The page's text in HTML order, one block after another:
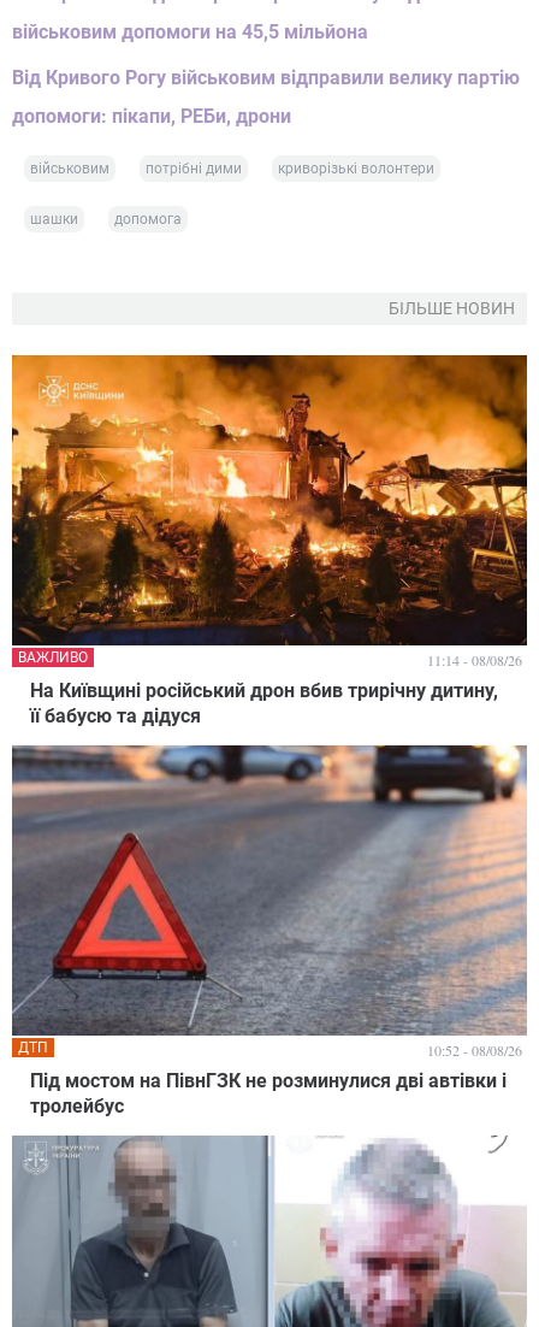
військовим допомоги на 45,5 мільйона
Від Кривого Рогу військовим відправили велику партію
допомоги: пікапи, РЕБи, дрони
військовим потрібні дими криворізькі волонтери
шашки допомога
БІЛЬШЕ НОВИН
На Київщині російський дрон вбив трирічну дитину,
її бабусю та дідуся
ВАЖЛИВО 11:14 - 08/08/26
Під мостом на ПівнГЗК не розминулися дві автівки і
тролейбус
ДТП 10:52 - 08/08/26